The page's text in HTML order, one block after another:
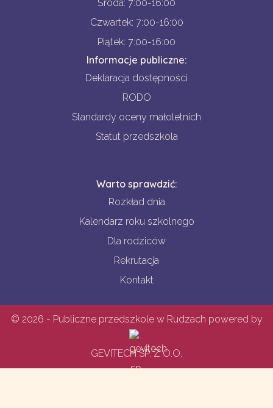
Środa: 7:00-16:00
Czwartek: 7:00-16:00
Piątek: 7:00-16:00
Informacje publiczne:
Deklaracja dostępności
RODO
Standardy oceny małoletnich
Statut przedszkola
Warto sprawdzić:
Rozkład dnia
Kalendarz roku szkolnego
Dla rodziców
Rekrutacja
Kontakt
© 2026 - Publiczne przedszkole w Rudzach powered by
GEVITECH SP. Z O.O.